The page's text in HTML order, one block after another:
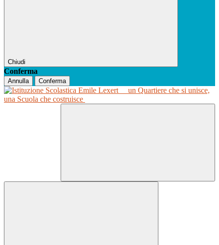
Chiudi
Conferma
Annulla Conferma
un Quartiere che si unisce,
una Scuola che costruisce